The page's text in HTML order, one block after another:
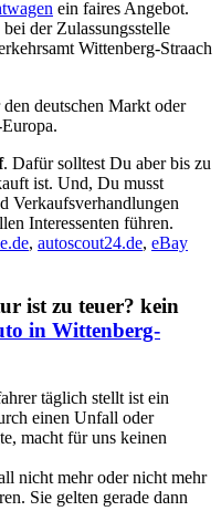
ein faires Angebot.
der Zulassungsstelle
Wittenberg-Straach
deutschen Markt oder
. Dafür solltest Du aber bis zu
ist. Und, Du musst
Verkaufsverhandlungen
Interessenten führen.
, autoscout24.de, eBay
ist zu teuer? kein
in Wittenberg-
täglich stellt ist ein
einen Unfall oder
macht für uns keinen
nicht mehr oder nicht mehr
Sie gelten gerade dann